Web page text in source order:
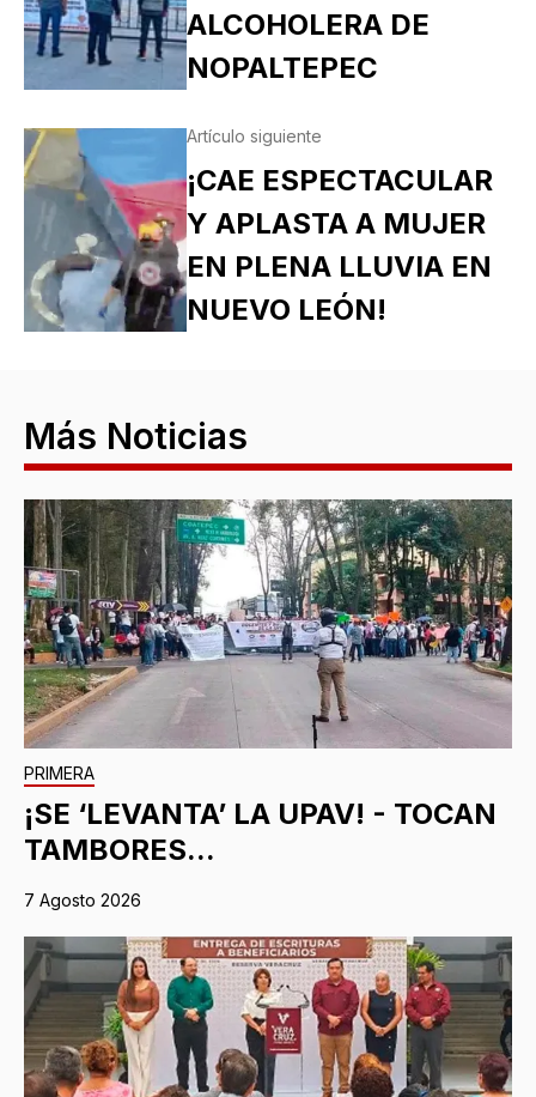
ALCOHOLERA DE
NOPALTEPEC
Artículo siguiente
¡CAE ESPECTACULAR
Y APLASTA A MUJER
EN PLENA LLUVIA EN
NUEVO LEÓN!
Más Noticias
PRIMERA
¡SE ‘LEVANTA’ LA UPAV! - TOCAN
TAMBORES...
7 Agosto 2026